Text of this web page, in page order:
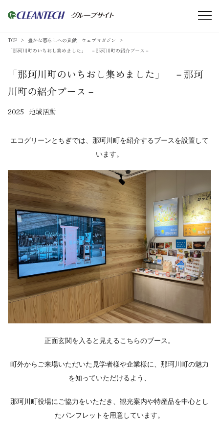
TOP
豊かな暮らしへの貢献 ウェブマガジン
「那珂川町のいちおし集めました」 －那珂川町の紹介ブース－
「那珂川町のいちおし集めました」 －那珂
川町の紹介ブース－
2025 地域活動
エコグリーンとちぎでは、那珂川町を紹介するブースを設置して
います。
正面玄関を入ると見えるこちらのブース。
町外からご来場いただいた見学者様や企業様に、那珂川町の魅力
を知っていただけるよう、
那珂川町役場にご協力をいただき、観光案内や特産品を中心とし
たパンフレットを用意しています。